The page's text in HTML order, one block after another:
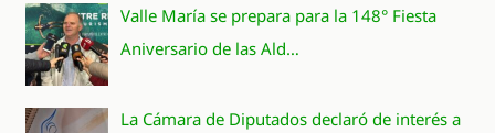
Valle María se prepara para la 148° Fiesta
Aniversario de las Ald…
La Cámara de Diputados declaró de interés a